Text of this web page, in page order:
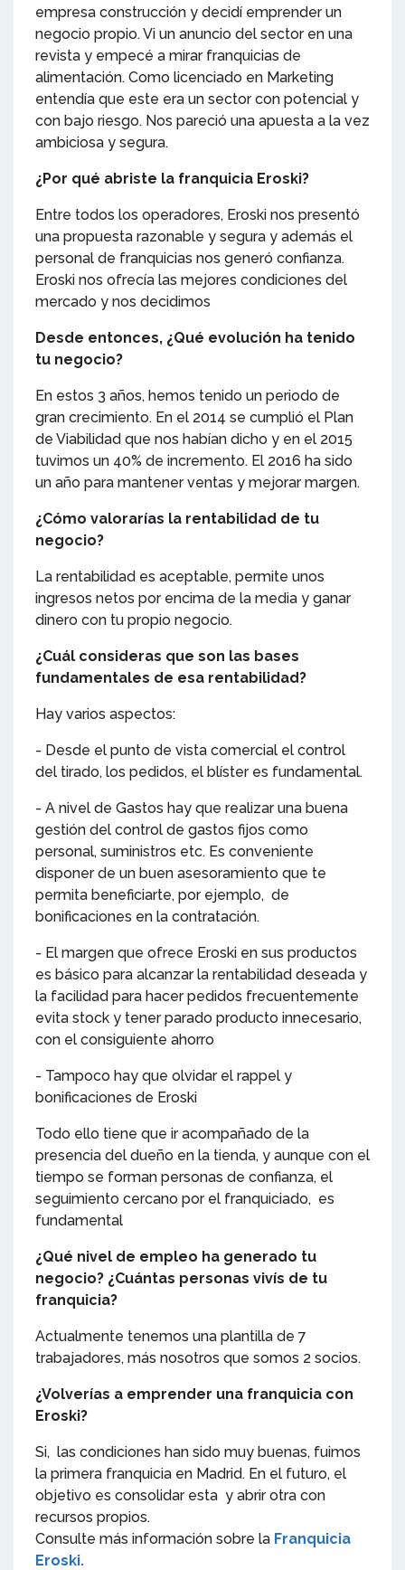
empresa construcción y decidí emprender un
negocio propio. Vi un anuncio del sector en una
revista y empecé a mirar franquicias de
alimentación. Como licenciado en Marketing
entendía que este era un sector con potencial y
con bajo riesgo. Nos pareció una apuesta a la vez
ambiciosa y segura.
¿Por qué abriste la franquicia Eroski?
Entre todos los operadores, Eroski nos presentó
una propuesta razonable y segura y además el
personal de franquicias nos generó confianza.
Eroski nos ofrecía las mejores condiciones del
mercado y nos decidimos
Desde entonces, ¿Qué evolución ha tenido
tu negocio?
En estos 3 años, hemos tenido un periodo de
gran crecimiento. En el 2014 se cumplió el Plan
de Viabilidad que nos habían dicho y en el 2015
tuvimos un 40% de incremento. El 2016 ha sido
un año para mantener ventas y mejorar margen.
¿Cómo valorarías la rentabilidad de tu
negocio?
La rentabilidad es aceptable, permite unos
ingresos netos por encima de la media y ganar
dinero con tu propio negocio.
¿Cuál consideras que son las bases
fundamentales de esa rentabilidad?
Hay varios aspectos:
- Desde el punto de vista comercial el control
del tirado, los pedidos, el blíster es fundamental.
- A nivel de Gastos hay que realizar una buena
gestión del control de gastos fijos como
personal, suministros etc. Es conveniente
disponer de un buen asesoramiento que te
permita beneficiarte, por ejemplo, de
bonificaciones en la contratación.
- El margen que ofrece Eroski en sus productos
es básico para alcanzar la rentabilidad deseada y
la facilidad para hacer pedidos frecuentemente
evita stock y tener parado producto innecesario,
con el consiguiente ahorro
- Tampoco hay que olvidar el rappel y
bonificaciones de Eroski
Todo ello tiene que ir acompañado de la
presencia del dueño en la tienda, y aunque con el
tiempo se forman personas de confianza, el
seguimiento cercano por el franquiciado, es
fundamental
¿Qué nivel de empleo ha generado tu
negocio? ¿Cuántas personas vivís de tu
franquicia?
Actualmente tenemos una plantilla de 7
trabajadores, más nosotros que somos 2 socios.
¿Volverías a emprender una franquicia con
Eroski?
Si, las condiciones han sido muy buenas, fuimos
la primera franquicia en Madrid. En el futuro, el
objetivo es consolidar esta y abrir otra con
recursos propios.
Consulte más información sobre la Franquicia
Eroski.